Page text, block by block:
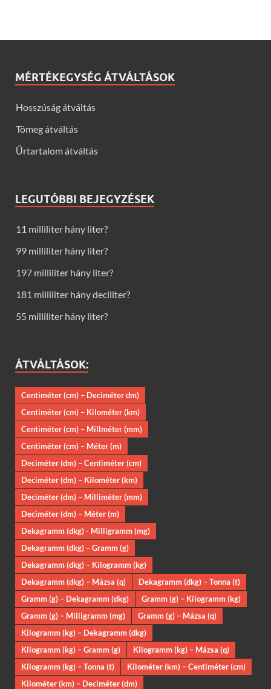
MÉRTÉKEGYSÉG ÁTVÁLTÁSOK
Hosszúság átváltás
Tömeg átváltás
Űrtartalom átváltás
LEGUTÓBBI BEJEGYZÉSEK
11 milliliter hány liter?
99 milliliter hány liter?
197 milliliter hány liter?
181 milliliter hány deciliter?
55 milliliter hány liter?
ÁTVÁLTÁSOK:
Centiméter (cm) – Deciméter dm)
Centiméter (cm) – Kilométer (km)
Centiméter (cm) – Millméter (mm)
Centiméter (cm) – Méter (m)
Deciméter (dm) – Centiméter (cm)
Deciméter (dm) – Kilométer (km)
Deciméter (dm) – Milliméter (mm)
Deciméter (dm) – Méter (m)
Dekagramm (dkg) - Milligramm (mg)
Dekagramm (dkg) – Gramm (g)
Dekagramm (dkg) – Kilogramm (kg)
Dekagramm (dkg) – Mázsa (q)
Dekagramm (dkg) – Tonna (t)
Gramm (g) – Dekagramm (dkg)
Gramm (g) – Kilogramm (kg)
Gramm (g) – Milligramm (mg)
Gramm (g) – Mázsa (q)
Kilogramm (kg) – Dekagramm (dkg)
Kilogramm (kg) – Gramm (g)
Kilogramm (kg) – Mázsa (q)
Kilogramm (kg) – Tonna (t)
Kilométer (km) – Centiméter (cm)
Kilométer (km) – Deciméter (dm)